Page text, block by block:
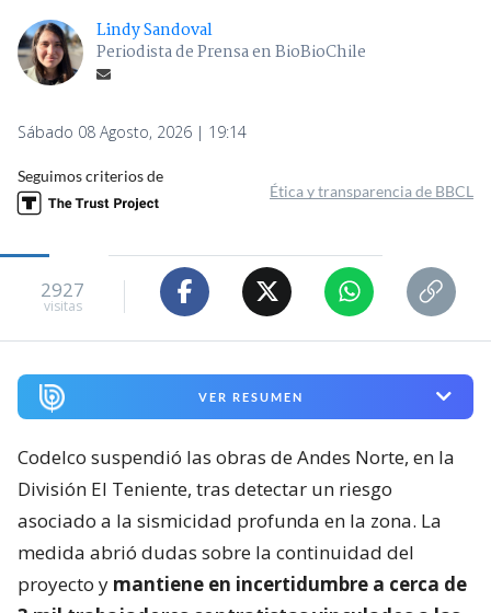
Lindy Sandoval
Periodista de Prensa en BioBioChile
Sábado 08 Agosto, 2026 | 19:14
Seguimos criterios de
Ética y transparencia de BBCL
2927
visitas
VER RESUMEN
Codelco suspendió las obras de Andes Norte, en la
División El Teniente, tras detectar un riesgo
asociado a la sismicidad profunda en la zona. La
medida abrió dudas sobre la continuidad del
proyecto y mantiene en incertidumbre a cerca de